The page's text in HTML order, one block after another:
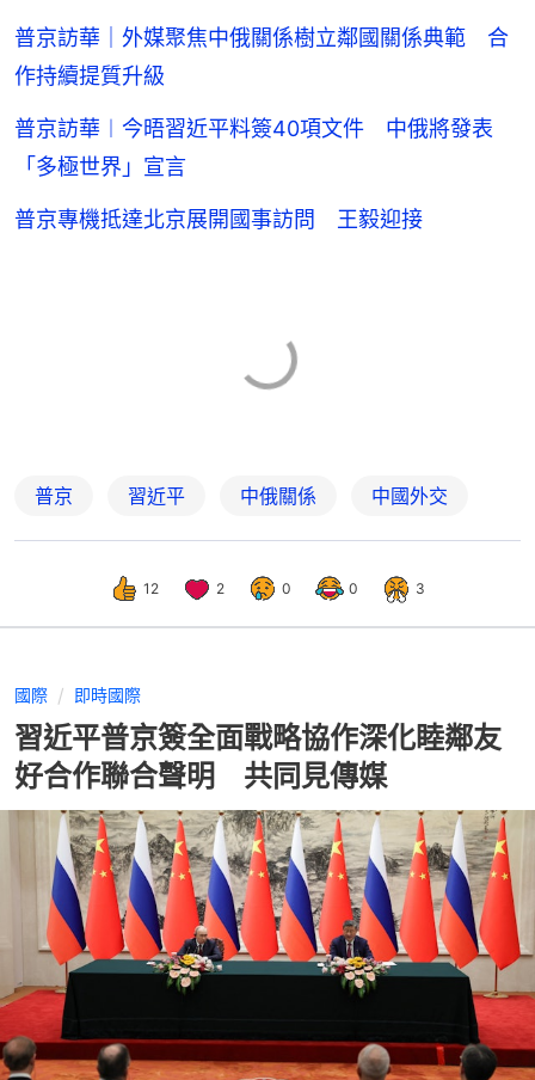
普京訪華｜外媒聚焦中俄關係樹立鄰國關係典範 合
作持續提質升級
普京訪華︱今晤習近平料簽40項文件 中俄將發表
「多極世界」宣言
普京專機抵達北京展開國事訪問 王毅迎接
普京 習近平 中俄關係 中國外交
12 2 0 0 3
國際 即時國際
習近平普京簽全面戰略協作深化睦鄰友
好合作聯合聲明 共同見傳媒